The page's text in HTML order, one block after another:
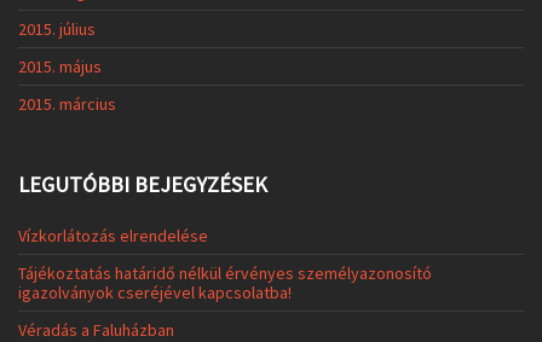
2015. július
2015. május
2015. március
LEGUTÓBBI BEJEGYZÉSEK
Vízkorlátozás elrendelése
Tájékoztatás határidő nélkül érvényes személyazonosító
igazolványok cseréjével kapcsolatba!
Véradás a Faluházban